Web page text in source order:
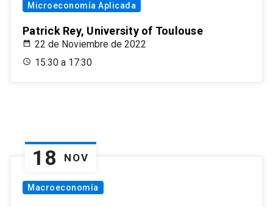
Microeconomía Aplicada
Patrick Rey, University of Toulouse
22 de Noviembre de 2022
15:30 a 17:30
18 NOV
Macroeconomía